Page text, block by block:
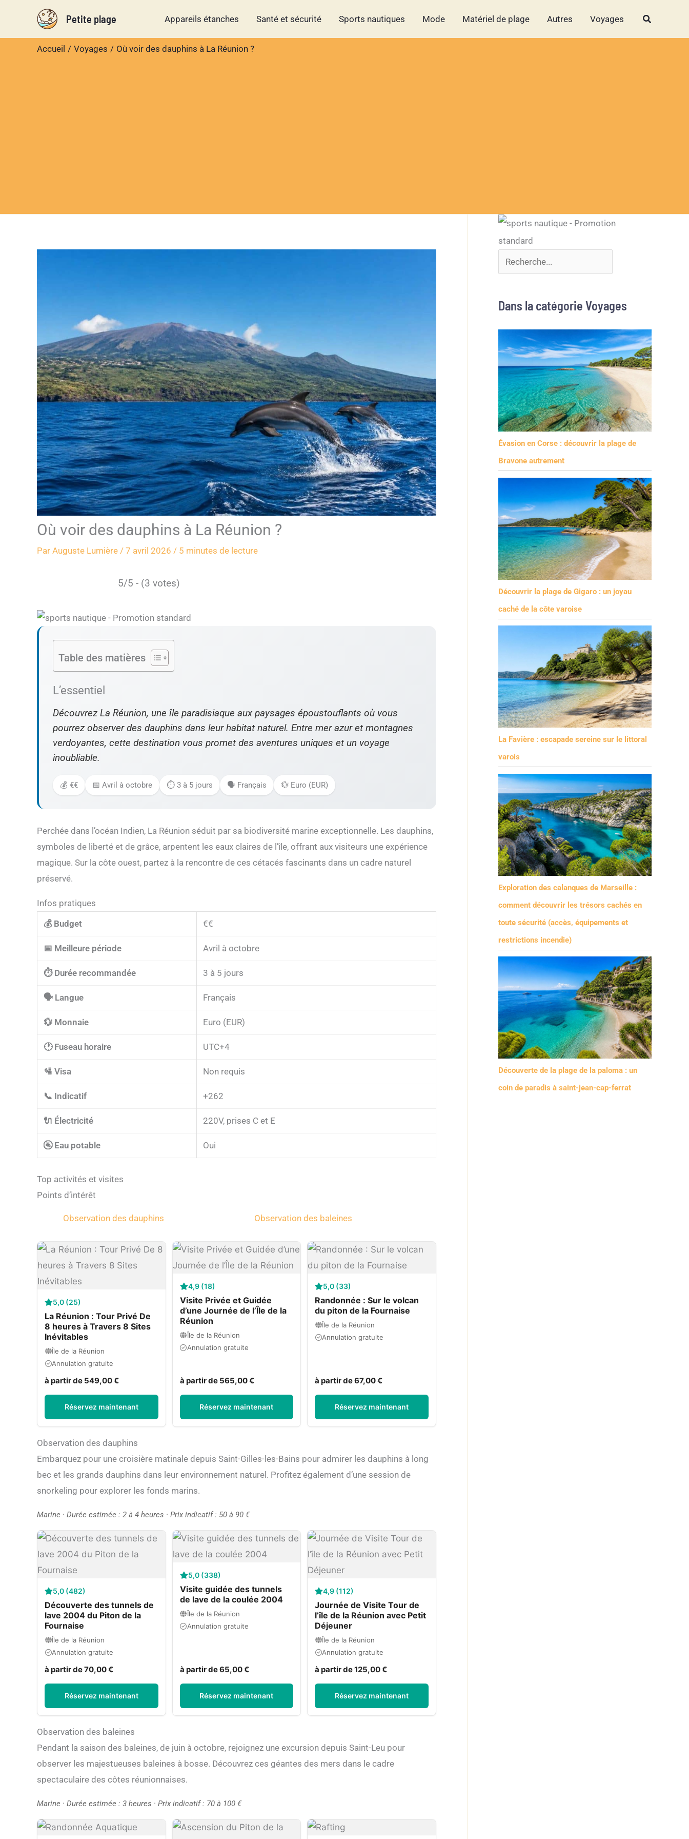
contenu
Petite plage Appareils étanches Santé et sécurité Sports nautiques Mode Matériel de plage Autres Voyages Rechercher
Accueil Voyages Où voir des dauphins à La Réunion ?
Où voir des dauphins à La Réunion ?
Par Auguste Lumière / 7 avril 2026 / 5 minutes de lecture
5/5 - (3 votes)
Table des matières
L’essentiel
Découvrez La Réunion, une île paradisiaque aux paysages époustouflants où vous
pourrez observer des dauphins dans leur habitat naturel. Entre mer azur et montagnes
verdoyantes, cette destination vous promet des aventures uniques et un voyage
inoubliable.
💰 €€ 📅 Avril à octobre ⏱️ 3 à 5 jours 🗣️ Français 💱 Euro (EUR)
Perchée dans l’océan Indien, La Réunion séduit par sa biodiversité marine exceptionnelle. Les dauphins,
symboles de liberté et de grâce, arpentent les eaux claires de l’île, offrant aux visiteurs une expérience
magique. Sur la côte ouest, partez à la rencontre de ces cétacés fascinants dans un cadre naturel
préservé.
Infos pratiques
💰 Budget
€€
📅 Meilleure période Avril à octobre
⏱️ Durée recommandée 3 à 5 jours
🗣️ Langue Français
💱 Monnaie Euro (EUR)
🕐 Fuseau horaire UTC+4
🛂 Visa Non requis
📞 Indicatif +262
🔌 Électricité 220V, prises C et E
🚰 Eau potable Oui
Top activités et visites
Points d’intérêt
Observation des dauphins Observation des baleines
5,0 (25)
La Réunion : Tour Privé De
8 heures à Travers 8 Sites
Inévitables
Île de la Réunion
Annulation gratuite
à partir de 549,00 €
Réservez maintenant
4,9 (18)
Visite Privée et Guidée
d’une Journée de l’Île de la
Réunion
Île de la Réunion
Annulation gratuite
à partir de 565,00 €
Réservez maintenant
5,0 (33)
Randonnée : Sur le volcan
du piton de la Fournaise
Île de la Réunion
Annulation gratuite
à partir de 67,00 €
Réservez maintenant
Observation des dauphins
Embarquez pour une croisière matinale depuis Saint-Gilles-les-Bains pour admirer les dauphins à long
bec et les grands dauphins dans leur environnement naturel. Profitez également d’une session de
snorkeling pour explorer les fonds marins.
Marine · Durée estimée : 2 à 4 heures · Prix indicatif : 50 à 90 €
5,0 (482)
Découverte des tunnels de
lave 2004 du Piton de la
Fournaise
Île de la Réunion
Annulation gratuite
à partir de 70,00 €
Réservez maintenant
5,0 (338)
Visite guidée des tunnels
de lave de la coulée 2004
Île de la Réunion
Annulation gratuite
à partir de 65,00 €
Réservez maintenant
4,9 (112)
Journée de Visite Tour de
l’île de la Réunion avec Petit
Déjeuner
Île de la Réunion
Annulation gratuite
à partir de 125,00 €
Réservez maintenant
Observation des baleines
Pendant la saison des baleines, de juin à octobre, rejoignez une excursion depuis Saint-Leu pour
observer les majestueuses baleines à bosse. Découvrez ces géantes des mers dans le cadre
spectaculaire des côtes réunionnaises.
Marine · Durée estimée : 3 heures · Prix indicatif : 70 à 100 €
Dans la catégorie Voyages
Évasion en Corse : découvrir la plage de
Bravone autrement
Découvrir la plage de Gigaro : un joyau
caché de la côte varoise
La Favière : escapade sereine sur le littoral
varois
Exploration des calanques de Marseille :
comment découvrir les trésors cachés en
toute sécurité (accès, équipements et
restrictions incendie)
Découverte de la plage de la paloma : un
coin de paradis à saint-jean-cap-ferrat